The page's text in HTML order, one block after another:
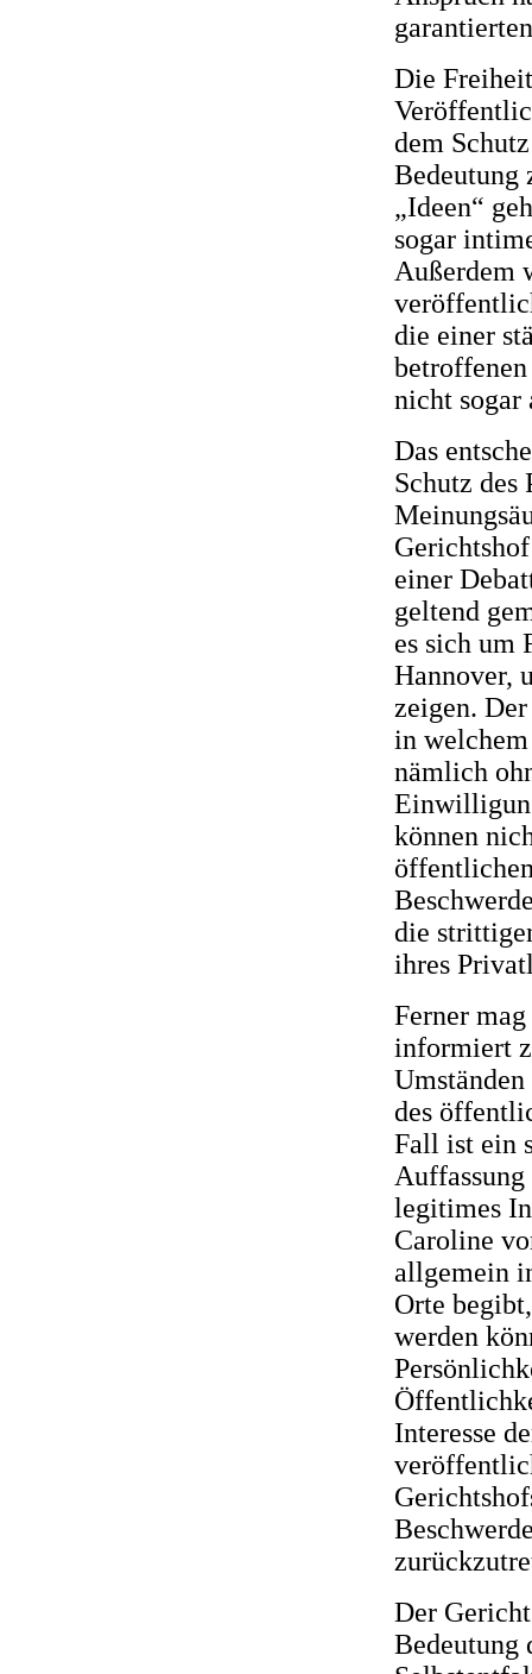
Die
dem
Bedeutung
„Ideen“
sogar
Außerdem
die einer
nicht sogar
Das
Schutz des
einer
geltend
es sich um
Hannover,
zeigen.
in
nämlich
können
die
ihres
Ferner
informiert
des
Fall ist ein
legitimes
Caroline
allgemein
Orte
werden
Interesse
Der
Bedeutung